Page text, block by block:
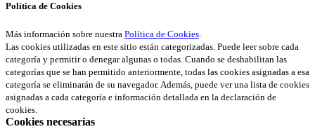
Política de Cookies
Más información sobre nuestra Política de Cookies.
Las cookies utilizadas en este sitio están categorizadas. Puede leer sobre cada
categoría y permitir o denegar algunas o todas. Cuando se deshabilitan las
categorías que se han permitido anteriormente, todas las cookies asignadas a esa
categoría se eliminarán de su navegador. Además, puede ver una lista de cookies
asignadas a cada categoría e información detallada en la declaración de
cookies.
Cookies necesarias